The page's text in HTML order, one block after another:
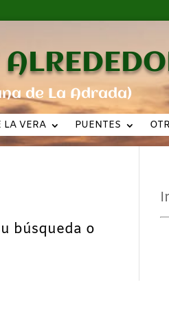
de La Adrada)
LA VERA PUENTES
búsqueda o